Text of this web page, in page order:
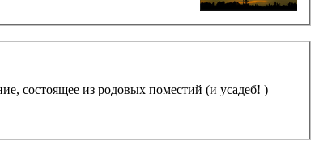
маленький предновогодний сюрприз! Приглашение в поселение, состоящее из родовых поместий (и усадеб! )